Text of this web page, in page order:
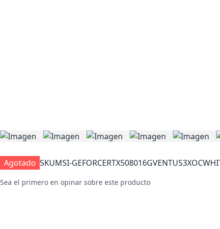
Agotado SKUMSI-
Sea el primero en opinar sobre este producto